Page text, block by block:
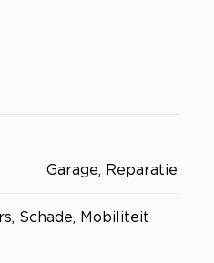
Garage, Reparatie
Schade, Mobiliteit